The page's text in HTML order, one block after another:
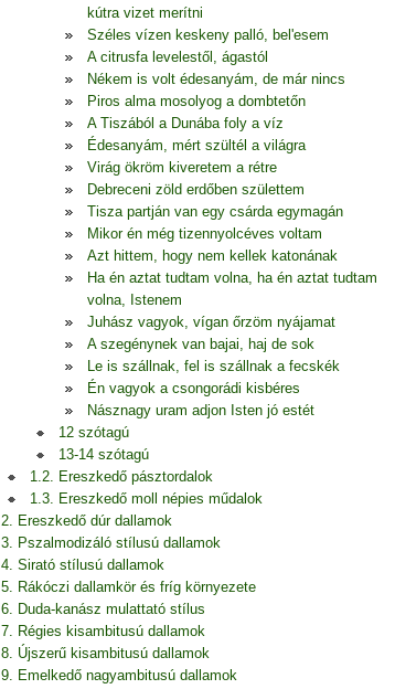
kútra vizet merítni
Széles vízen keskeny palló, bel'esem
A citrusfa levelestől, ágastól
Nékem is volt édesanyám, de már nincs
Piros alma mosolyog a dombtetőn
A Tiszából a Dunába foly a víz
Édesanyám, mért szültél a világra
Virág ökröm kiveretem a rétre
Debreceni zöld erdőben születtem
Tisza partján van egy csárda egymagán
Mikor én még tizennyolcéves voltam
Azt hittem, hogy nem kellek katonának
Ha én aztat tudtam volna, ha én aztat tudtam
volna, Istenem
Juhász vagyok, vígan őrzöm nyájamat
A szegénynek van bajai, haj de sok
Le is szállnak, fel is szállnak a fecskék
Én vagyok a csongorádi kisbéres
Násznagy uram adjon Isten jó estét
12 szótagú
13-14 szótagú
1.2. Ereszkedő pásztordalok
1.3. Ereszkedő moll népies műdalok
2. Ereszkedő dúr dallamok
3. Pszalmodizáló stílusú dallamok
4. Sirató stílusú dallamok
5. Rákóczi dallamkör és fríg környezete
6. Duda-kanász mulattató stílus
7. Régies kisambitusú dallamok
8. Újszerű kisambitusú dallamok
9. Emelkedő nagyambitusú dallamok